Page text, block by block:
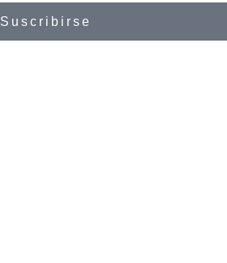
Suscribirse